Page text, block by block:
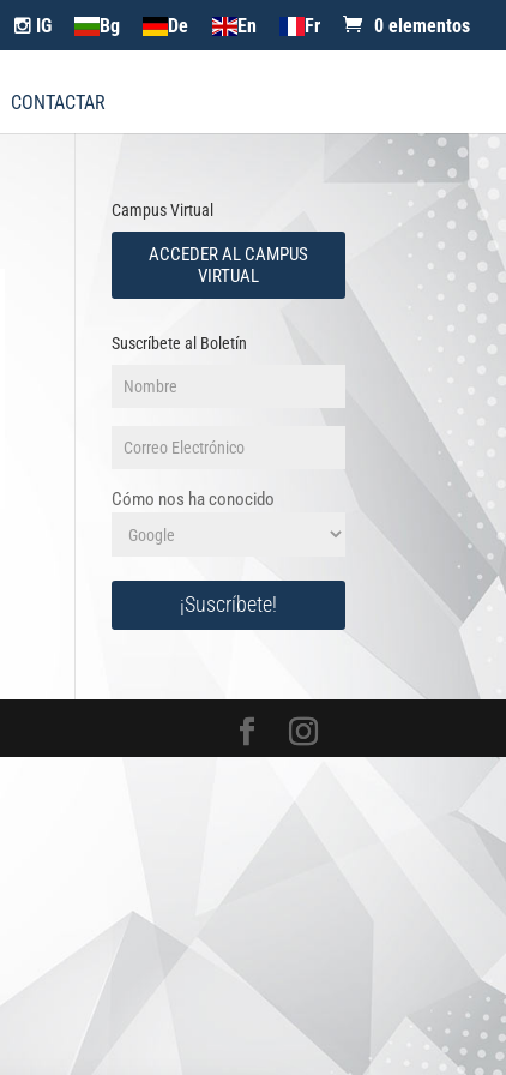
IG Bg De En Fr 0 elementos
CONTACTAR
Campus Virtual
ACCEDER AL CAMPUS
VIRTUAL
Suscríbete al Boletín
Cómo nos ha conocido